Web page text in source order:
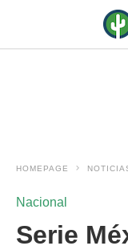
HOMEPAGE
Nacional
Serie